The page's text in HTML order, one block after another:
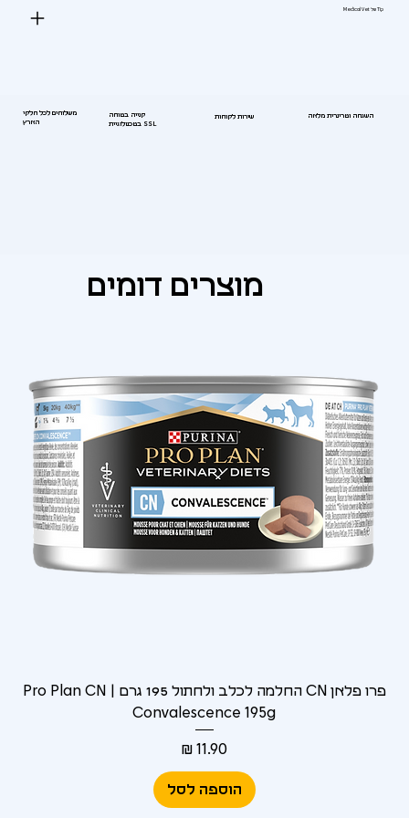
Tip של Medical Vet
משלוחים לכל חלקי
הארץ
קנייה בטוחה
בטכנולוגיית SSL
שירות לקוחות השגחה וטרינרית מלאה
מוצרים דומים
פרו פלאן CN החלמה לכלב ולחתול 195 גרם | Pro Plan CN
Convalescence 195g
מחיר‏11.90 ‏₪
הוספה לסל